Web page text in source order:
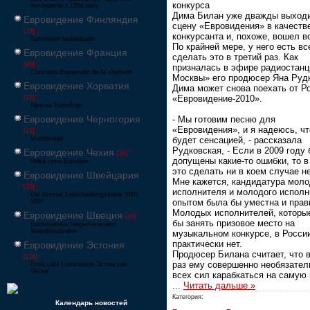
починаючи з 1956 року
Евровидение Финляндия
[33]
Eurovision laulukilpailu
Евровидение Франция
[49]
Concours Eurovision de la chanson
Евровидение Хорватия
[22]
Pjesma Eurovizije
Евровидение Черногория
[21]
Montevizija
Евровидение Чехия [26]
Velká cena Eurovize
Евровидение Швейцария
[35]
Die Grosse Entscheidungsshow SRG
SSR
Евровидение Швеция [48]
Eurovisionsschlagerfestivalen
Melodifestivalen
Евровидение Эстония
[226]
Eesti Laul Eurovisioon Эстонская
Песня
Календарь новостей
конкурса
Дима Билан уже дважды
сцену «Евровидения» в
конкурсанта и, похоже, вошел
По крайней мере, у него есть
сделать это в третий раз. Как
призналась в эфире
Москвы» его продюсер Яна
Дима может снова поехать от
«Евровидение-2010».
- Мы готовим песню для
«Евровидения», и я надеюсь,
будет сенсацией, - рассказала
Рудковская, - Если в 2009 году
допущены какие-то ошибки, то
это сделать ни в коем случае
Мне кажется, кандидатура
исполнителя и молодого
опытом была бы уместна и
Молодых исполнителей,
бы занять призовое место на
музыкальном конкурсе, в
практически нет.
Продюсер Билана считает, что
раз ему совершенно
всех сил карабкаться на
... Читать дальше »
Категория: